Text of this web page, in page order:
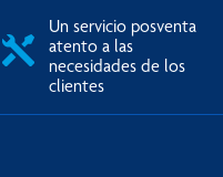
Un servicio posventa
atento a las
necesidades de los
clientes